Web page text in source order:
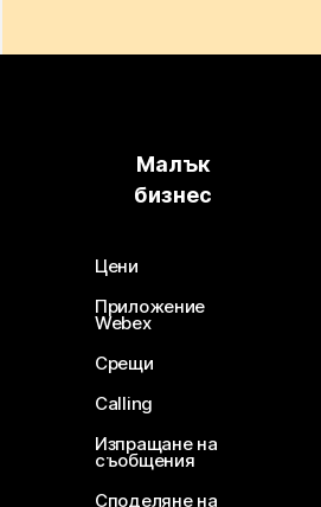
Малък
бизнес
Цени
Приложение
Webex
Срещи
Calling
Изпращане на
съобщения
Споделяне на